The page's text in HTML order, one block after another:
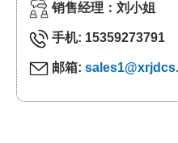
销售经理：刘小姐
手机: 15359273791
邮箱: